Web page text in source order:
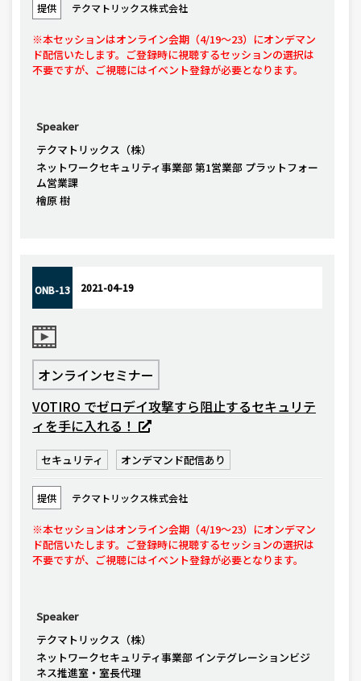
提供 テクマトリックス株式会社
※本セッションはオンライン会期（4/19～23）にオンデマン
ド配信いたします。ご登録時に視聴するセッションの選択は
不要ですが、ご視聴にはイベント登録が必要となります。
Speaker
テクマトリックス（株）
ネットワークセキュリティ事業部 第1営業部 プラットフォー
ム営業課
檜原 樹
ONB-13 2021-04-19
オンラインセミナー
VOTIRO でゼロデイ攻撃すら阻止するセキュリテ
ィを手に入れる！
セキュリティ オンデマンド配信あり
提供 テクマトリックス株式会社
※本セッションはオンライン会期（4/19～23）にオンデマン
ド配信いたします。ご登録時に視聴するセッションの選択は
不要ですが、ご視聴にはイベント登録が必要となります。
Speaker
テクマトリックス（株）
ネットワークセキュリティ事業部 インテグレーションビジ
ネス推進室・室長代理